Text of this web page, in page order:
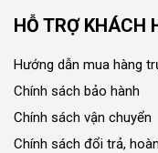
HỖ TRỢ KHÁCH
Hướng dẫn mua hàng
Chính sách bảo hành
Chính sách vận chuyển
Chính sách đổi trả,